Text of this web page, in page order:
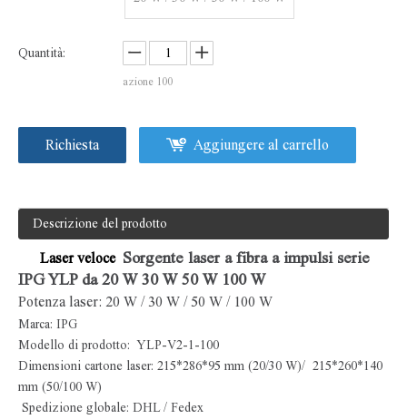
Sorgente laser fibra JPT 20W 30W 50W Sistema di filtraggio dell'estrazione dei fumi del purificatore di fumo
Quantità:
azione 100
Richiesta Aggiungere al carrello
Descrizione del prodotto
Laser veloce Sorgente laser a fibra a impulsi serie
IPG YLP da 20 W 30 W 50 W 100 W
Potenza laser: 20 W / 30 W / 50 W / 100 W
Marca: IPG
Modello di prodotto: YLP-V2-1-100
Dimensioni cartone laser: 215*286*95 mm (20/30 W)/ 215*260*140
mm (50/100 W)
Spedizione globale: DHL / Fedex